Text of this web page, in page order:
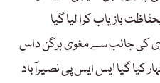
بازیاب کرا لیا گیا
کی جانب سے مغوی ہرگن داس
کیا گیا ایس ایس پی نصیرآباد